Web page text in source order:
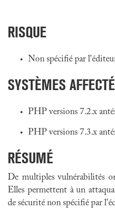
RISQUE
Non spécifié par
SYSTÈMES
PHP versions 7.2.x
PHP versions 7.3.x
RÉSUMÉ
De multiples vulnérabilités
Elles permettent à un
de sécurité non spécifié par